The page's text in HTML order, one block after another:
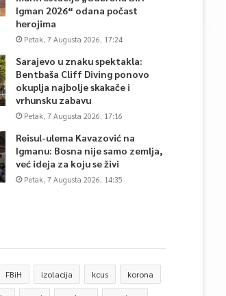
Igman 2026“ odana počast
herojima
Petak, 7 Augusta 2026, 17:24
Sarajevo u znaku spektakla:
Bentbaša Cliff Diving ponovo
okuplja najbolje skakače i
vrhunsku zabavu
Petak, 7 Augusta 2026, 17:16
Reisul-ulema Kavazović na
Igmanu: Bosna nije samo zemlja,
već ideja za koju se živi
Petak, 7 Augusta 2026, 14:35
FBiH izolacija kcus korona